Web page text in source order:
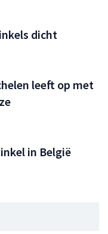
dicht
leeft op met
in België